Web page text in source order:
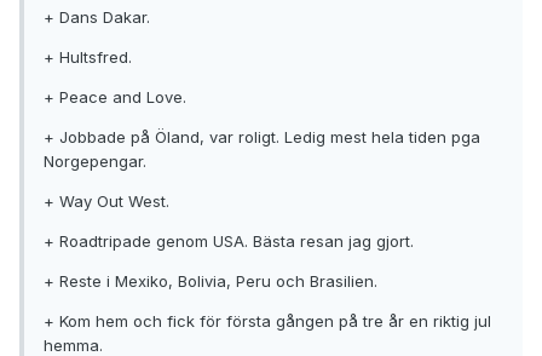
+ Dans Dakar.
+ Hultsfred.
+ Peace and Love.
+ Jobbade på Öland, var roligt. Ledig mest hela tiden pga
Norgepengar.
+ Way Out West.
+ Roadtripade genom USA. Bästa resan jag gjort.
+ Reste i Mexiko, Bolivia, Peru och Brasilien.
+ Kom hem och fick för första gången på tre år en riktig jul
hemma.